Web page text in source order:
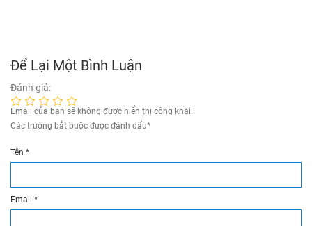
Để Lại Một Bình Luận
Đánh giá:
Email của bạn sẽ không được hiển thị công khai.
Các trường bắt buộc được đánh dấu*
Tên *
Email *